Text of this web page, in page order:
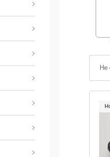
Не